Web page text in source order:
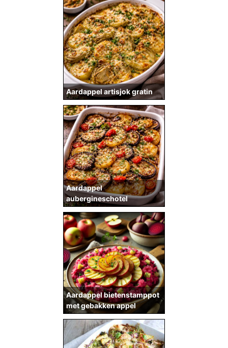
Aardappel artisjok gratin
Aardappel
aubergineschotel
Aardappel bietenstamppot
met gebakken appel